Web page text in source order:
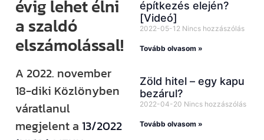
évig lehet élni
a szaldó
elszámolással!
A 2022. november
18-diki Közlönyben
váratlanul
megjelent a13/2022
építkezés elején?
[Videó]
2022-05-12 Nincs hozzászólás
Tovább olvasom »
Zöld hitel – egy kapu
bezárul?
2022-04-20 Nincs hozzászólás
Tovább olvasom »